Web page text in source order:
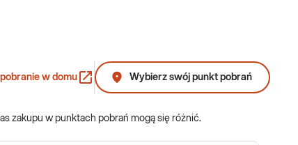
się być w psychiatrii, czy też ortopedii.
w diagnostyce wielu chorób, w tym:
w domu Wybierz swój punkt pobrań
zakupu w punktach pobrań mogą się różnić.